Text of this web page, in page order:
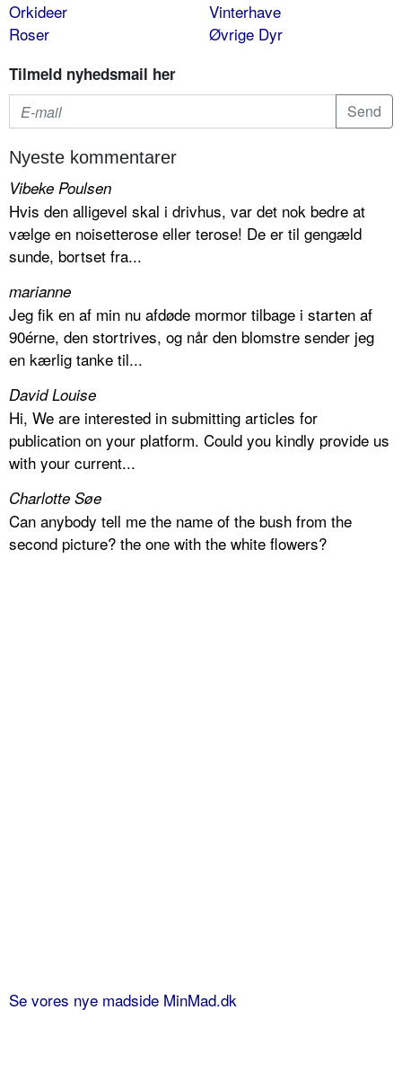
Orkideer
Roser
Vinterhave
Øvrige Dyr
Tilmeld nyhedsmail her
Nyeste kommentarer
Vibeke Poulsen
Hvis den alligevel skal i drivhus, var det nok bedre at
vælge en noisetterose eller terose! De er til gengæld
sunde, bortset fra...
marianne
Jeg fik en af min nu afdøde mormor tilbage i starten af
90érne, den stortrives, og når den blomstre sender jeg
en kærlig tanke til...
David Louise
Hi, We are interested in submitting articles for
publication on your platform. Could you kindly provide us
with your current...
Charlotte Søe
Can anybody tell me the name of the bush from the
second picture? the one with the white flowers?
Se vores nye madside MinMad.dk